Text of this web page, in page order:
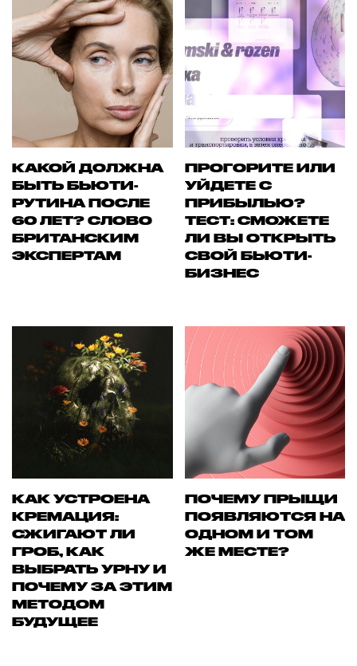
КАКОЙ ДОЛЖНА
БЫТЬ БЬЮТИ-
РУТИНА ПОСЛЕ
60 ЛЕТ? СЛОВО
БРИТАНСКИМ
ЭКСПЕРТАМ
ПРОГОРИТЕ ИЛИ
УЙДЕТЕ С
ПРИБЫЛЬЮ?
ТЕСТ: СМОЖЕТЕ
ЛИ ВЫ ОТКРЫТЬ
СВОЙ БЬЮТИ-
БИЗНЕС
КАК УСТРОЕНА
КРЕМАЦИЯ:
СЖИГАЮТ ЛИ
ГРОБ, КАК
ВЫБРАТЬ УРНУ И
ПОЧЕМУ ЗА ЭТИМ
МЕТОДОМ
БУДУЩЕЕ
ПОЧЕМУ ПРЫЩИ
ПОЯВЛЯЮТСЯ НА
ОДНОМ И ТОМ
ЖЕ МЕСТЕ?